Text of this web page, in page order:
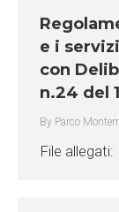
e i
con
n.24 del
By Parco
File